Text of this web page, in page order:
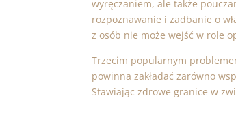
wyręczaniem, ale także
rozpoznawanie i zadbanie o
z osób nie może wejść w role
Trzecim popularnym
powinna zakładać zarówno
Stawiając zdrowe granice w